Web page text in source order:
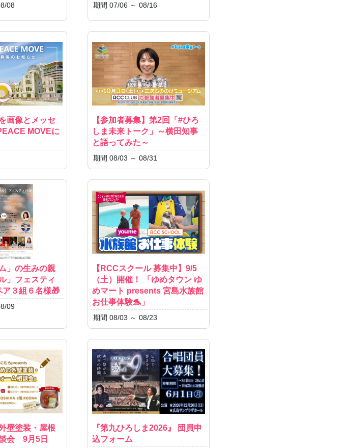
08 期間 07/06 ～ 08/16
画像とメッセ
MOVEに
【参加者募集】第2回「#ひろ
しま未来トーク」～横田知事
と語ってみた～
期間 08/03 ～ 08/31
」の生みの親
」フェスティ
３組６名様🎁
09
【RCCスクール 募集中】9/5
（土）開催！ 「ゆめタウン ゆ
めマート presents 宮島水族館
お仕事体験🐬」
期間 08/03 ～ 08/23
壁塗装・屋根
会 9月5日
『第九ひろしま2026』 団員申
込フォーム